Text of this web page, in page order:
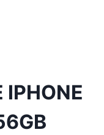
IPHONE